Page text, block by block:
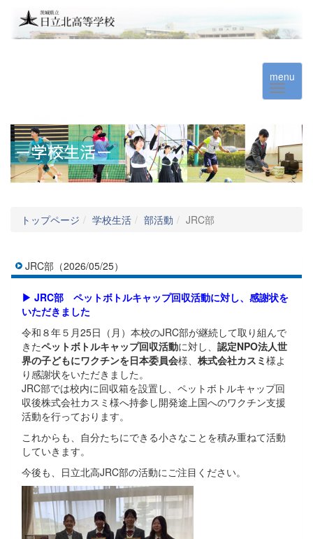
menu
トップページ 学校生活 部活動 JRC部
JRC部（2026/05/25）
▶ JRC部 ペットボトルキャップ回収活動に対し、感謝状を
いただきました
令和８年５月25日（月）本校のJRC部が継続して取り組んで
きたペットボトルキャップ回収活動に対し、 認定NPO法人世
界の子どもにワクチンを日本委員会様、 株式会社カスミ 様よ
り感謝状をいただきました。
JRC部では校内に回収箱を設置し、ペットボトルキャップ回
収後株式会社カスミ様へ持参し開発途上国へのワクチン支援
活動を行っております。
これからも、自分たちにできる小さなことを積み重ねて活動
していきます。
今後も、日立北高JRC部の活動にご注目ください。